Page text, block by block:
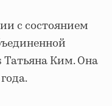
с состоянием
Ким. Она